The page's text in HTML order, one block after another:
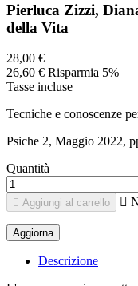
Pierluca Zizzi,
della Vita
28,00 €
26,60 € Risparmia 5%
Tasse incluse
Tecniche e conoscenze
Psiche 2, Maggio 2022,
Quantità
 Aggiungi al carrello 
Descrizione